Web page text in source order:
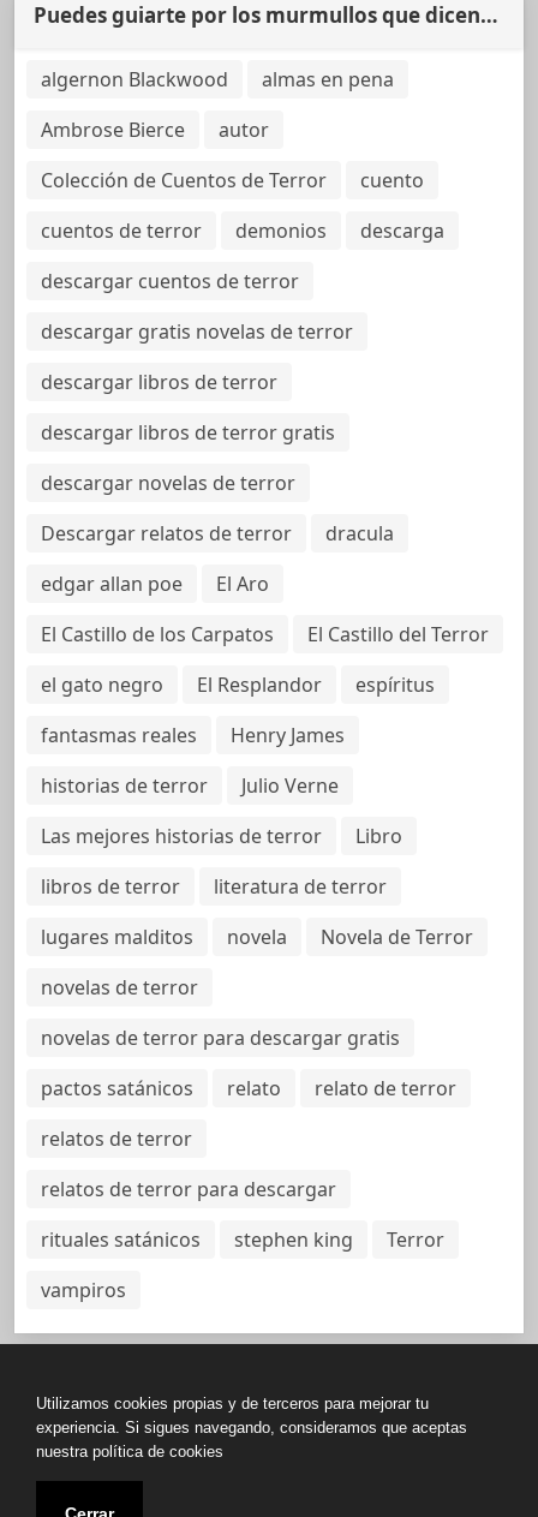
Puedes guiarte por los murmullos que dicen…
algernon Blackwood
almas en pena
Ambrose Bierce
autor
Colección de Cuentos de Terror
cuento
cuentos de terror
demonios
descarga
descargar cuentos de terror
descargar gratis novelas de terror
descargar libros de terror
descargar libros de terror gratis
descargar novelas de terror
Descargar relatos de terror
dracula
edgar allan poe
El Aro
El Castillo de los Carpatos
El Castillo del Terror
el gato negro
El Resplandor
espíritus
fantasmas reales
Henry James
historias de terror
Julio Verne
Las mejores historias de terror
Libro
libros de terror
literatura de terror
lugares malditos
novela
Novela de Terror
novelas de terror
novelas de terror para descargar gratis
pactos satánicos
relato
relato de terror
relatos de terror
relatos de terror para descargar
rituales satánicos
stephen king
Terror
vampiros
Política de Privacidad
Copyright © All rights reserved.
Utilizamos cookies propias y de terceros para mejorar tu
experiencia. Si sigues navegando, consideramos que aceptas
nuestra política de cookies